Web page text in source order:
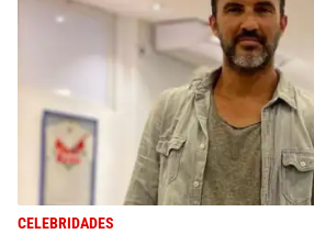
CELEBRIDADES